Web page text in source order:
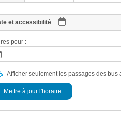
et accessibilité
pour :
Afficher seulement les passages des bus
Mettre à jour l'horaire